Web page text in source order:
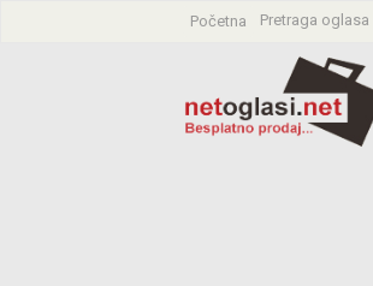
Početna Pretraga oglasa